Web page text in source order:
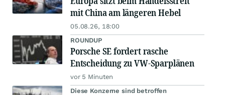
mit China am längeren Hebel
05.08.26, 18:00
ROUNDUP
Porsche SE fordert rasche
Entscheidung zu VW-Sparplänen
vor 5 Minuten
Diese Konzerne sind betroffen